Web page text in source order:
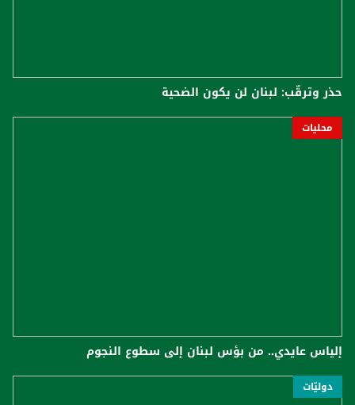
حذر وترقّب: لبنان لن يكون الضحية
محليات
إلياس عايدي.. من بؤس لبنان إلى سطوع النجوم
دوليّات